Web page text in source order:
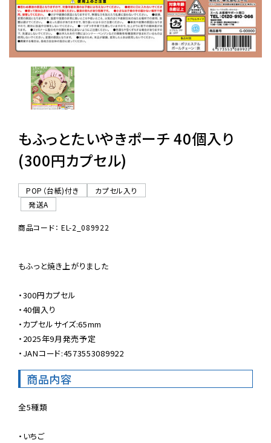
よくあるご質問
06-6282-7659
もふっとたいやきポーチ 40個入り
(300円カプセル)
POP（台紙)付き
カプセル入り
発送A
商品コード： EL-2_089922
もふっと焼き上がりました
・300円カプセル
・40個入り
・カプセルサイズ:65mm
・2025年9月発売予定
・JANコード:4573553089922
商品内容
全5種類
・いちご